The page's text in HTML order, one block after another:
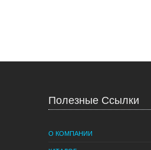
Полезные Ссылки
О КОМПАНИИ